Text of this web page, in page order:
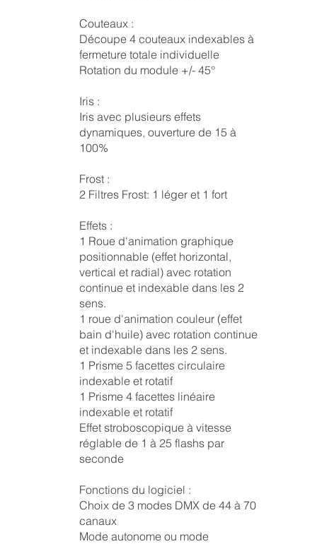
Couteaux :
Découpe 4 couteaux indexables à
fermeture totale individuelle
Rotation du module +/- 45°
Iris :
Iris avec plusieurs effets
dynamiques, ouverture de 15 à
100%
Frost :
2 Filtres Frost: 1 léger et 1 fort
Effets :
1 Roue d'animation graphique
positionnable (effet horizontal,
vertical et radial) avec rotation
continue et indexable dans les 2
sens.
1 roue d'animation couleur (effet
bain d'huile) avec rotation continue
et indexable dans les 2 sens.
1 Prisme 5 facettes circulaire
indexable et rotatif
1 Prisme 4 facettes linéaire
indexable et rotatif
Effet stroboscopique à vitesse
réglable de 1 à 25 flashs par
seconde
Fonctions du logiciel :
Choix de 3 modes DMX de 44 à 70
canaux
Mode autonome ou mode